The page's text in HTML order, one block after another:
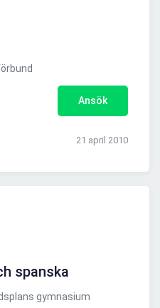
Ansök
21 april 2010
spanska
gymnasium